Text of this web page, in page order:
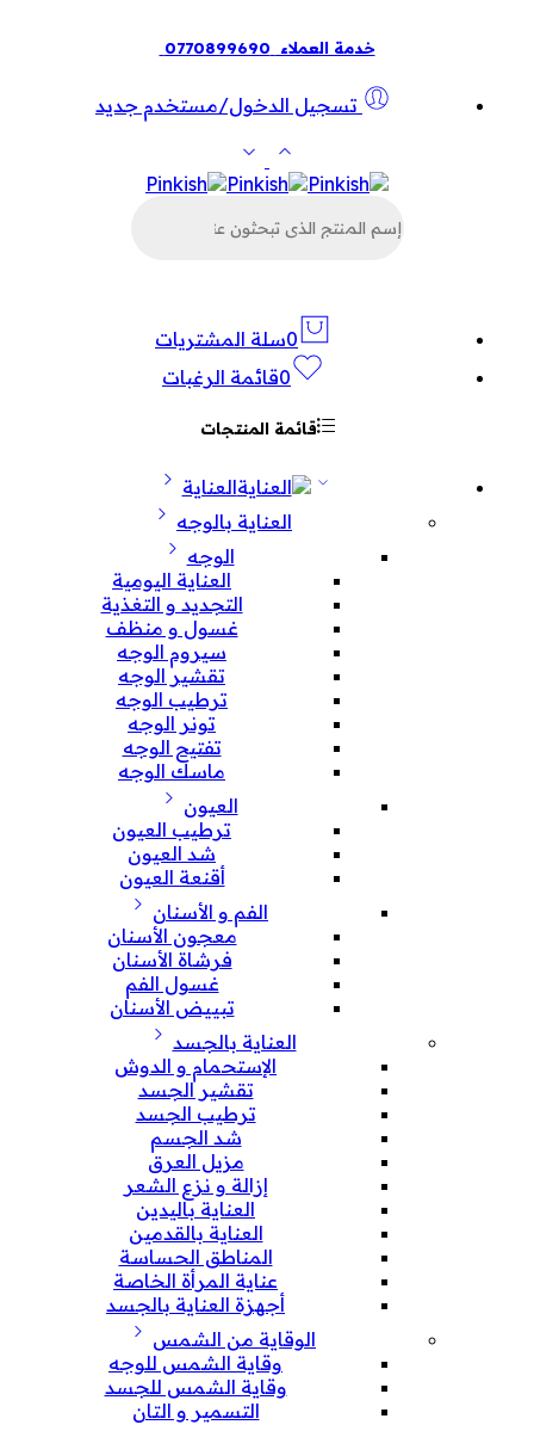
خدمة العملاء 0770899690
تسجيل الدخول/مستخدم جديد
عن
0سلة المشتريات
0قائمة الرغبات
قائمة المنتجات
العناية
العناية بالوجه
الوجه
العناية اليومية
التجديد و التغذية
غسول و منظف
سيروم الوجه
تقشير الوجه
ترطيب الوجه
تونر الوجه
تفتيح الوجه
ماسك الوجه
العيون
ترطيب العيون
شد العيون
أقنعة العيون
الفم و الأسنان
معجون الأسنان
فرشاة الأسنان
غسول الفم
تبييض الأسنان
العناية بالجسد
الإستحمام و الدوش
تقشير الجسد
ترطيب الجسد
شد الجسم
مزيل العرق
إزالة و نزع الشعر
العناية باليدين
العناية بالقدمين
المناطق الحساسة
عناية المرأة الخاصة
أجهزة العناية بالجسد
الوقاية من الشمس
وقاية الشمس للوجه
وقاية الشمس للجسد
التسمير و التان